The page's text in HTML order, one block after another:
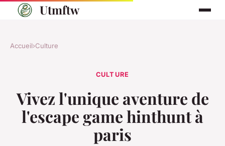
Utmftw
Accueil›Culture
CULTURE
Vivez l'unique aventure de
l'escape game hinthunt à
paris